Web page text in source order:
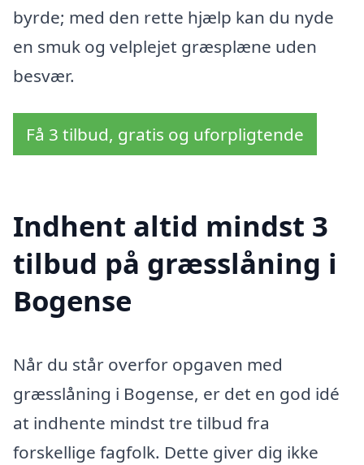
byrde; med den rette hjælp kan du nyde
en smuk og velplejet græsplæne uden
besvær.
Få 3 tilbud, gratis og uforpligtende
Indhent altid mindst 3
tilbud på græsslåning i
Bogense
Når du står overfor opgaven med
græsslåning i Bogense, er det en god idé
at indhente mindst tre tilbud fra
forskellige fagfolk. Dette giver dig ikke